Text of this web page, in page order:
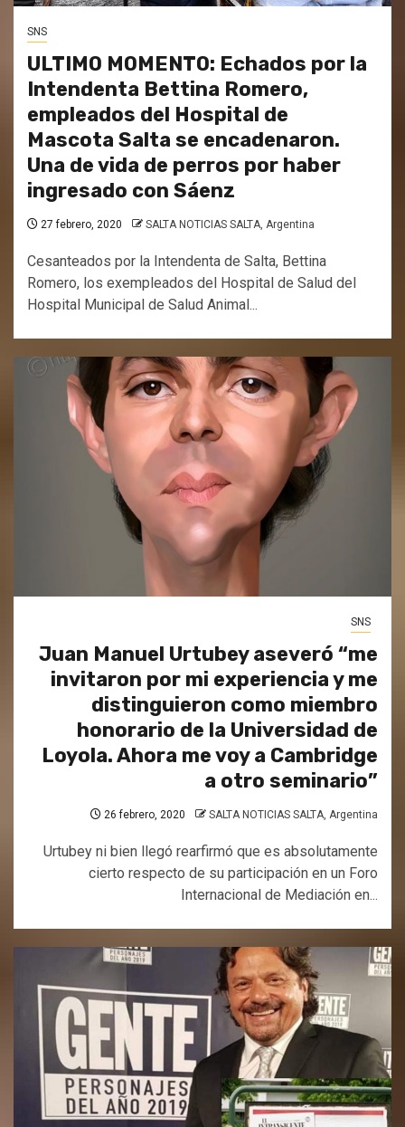
SNS
ULTIMO MOMENTO: Echados por la
Intendenta Bettina Romero,
empleados del Hospital de
Mascota Salta se encadenaron.
Una de vida de perros por haber
ingresado con Sáenz
27 febrero, 2020 SALTA NOTICIAS SALTA, Argentina
Cesanteados por la Intendenta de Salta, Bettina
Romero, los exempleados del Hospital de Salud del
Hospital Municipal de Salud Animal...
SNS
Juan Manuel Urtubey aseveró “me
invitaron por mi experiencia y me
distinguieron como miembro
honorario de la Universidad de
Loyola. Ahora me voy a Cambridge
a otro seminario”
26 febrero, 2020 SALTA NOTICIAS SALTA, Argentina
Urtubey ni bien llegó rearfirmó que es absolutamente
cierto respecto de su participación en un Foro
Internacional de Mediación en...